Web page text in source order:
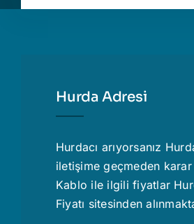
Hurda Adresi
Hurdacı arıyorsanız
iletişime geçmeden
Kablo ile ilgili fiyatlar
Fiyatı sitesinden